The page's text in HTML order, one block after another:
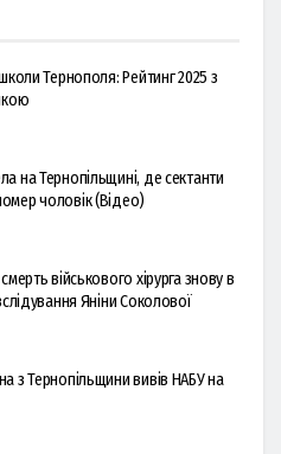
Тернополя: Рейтинг 2025 з
на Тернопільщині, де сектанти
чоловік (Відео)
військового хірурга знову в
Яніни Соколової
з Тернопільщини вивів НАБУ на